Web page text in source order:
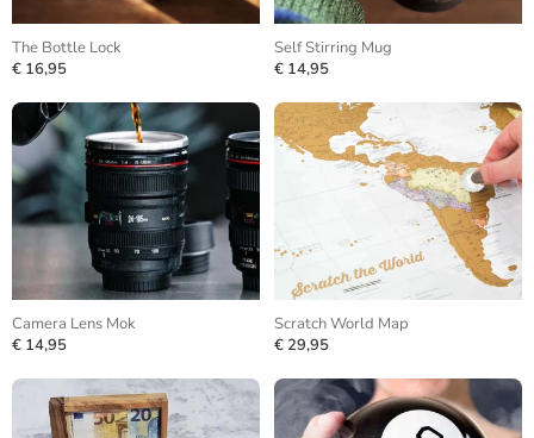
The Bottle Lock
€ 16,95
Self Stirring Mug
€ 14,95
Camera Lens Mok
€ 14,95
Scratch World Map
€ 29,95